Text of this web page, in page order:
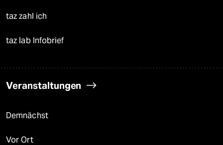
taz zahl ich
taz lab Infobrief
Veranstaltungen
Demnächst
Vor Ort